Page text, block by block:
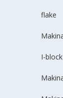
flake
I-